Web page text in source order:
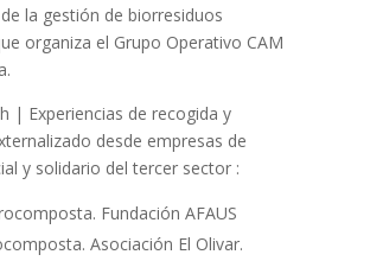
la gestión de biorresiduos
organiza el Grupo Operativo CAM
| Experiencias de recogida y
desde empresas de
y solidario del tercer sector :
Fundación AFAUS
Asociación El Olivar.